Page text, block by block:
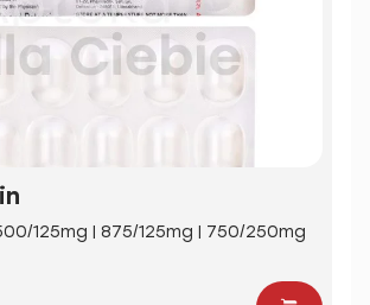
125mg | 875/125mg | 750/250mg